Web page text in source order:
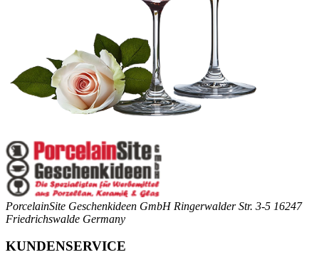
PorcelainSite Geschenkideen GmbH Ringerwalder Str. 3-5 16247
Friedrichswalde Germany
KUNDENSERVICE